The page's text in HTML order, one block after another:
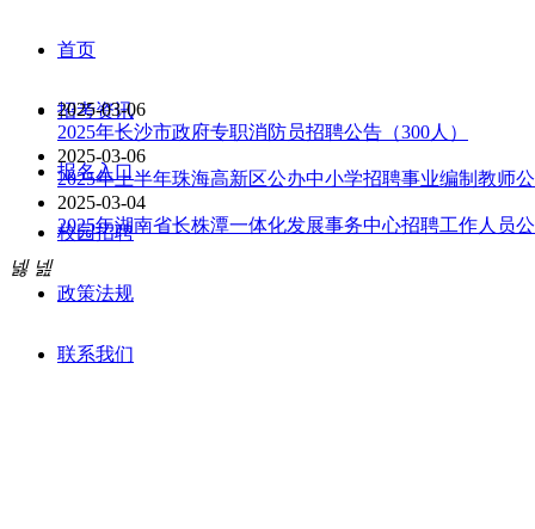
首页
招考资讯
报名入口
校园招聘
政策法规
联系我们
2025-03-06
2025年长沙市政府专职消防员招聘公告（300人）
2025-03-06
2025年上半年珠海高新区公办中小学招聘事业编制教师
2025-03-04
2025年湖南省长株潭一体化发展事务中心招聘工作人员
넳 넲